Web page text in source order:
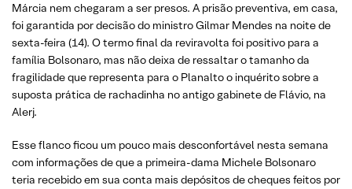
Márcia nem chegaram a ser presos. A prisão preventiva, em casa,
foi garantida por decisão do ministro Gilmar Mendes na noite de
sexta-feira (14). O termo final da reviravolta foi positivo para a
família Bolsonaro, mas não deixa de ressaltar o tamanho da
fragilidade que representa para o Planalto o inquérito sobre a
suposta prática de rachadinha no antigo gabinete de Flávio, na
Alerj.
Esse flanco ficou um pouco mais desconfortável nesta semana
com informações de que a primeira-dama Michele Bolsonaro
teria recebido em sua conta mais depósitos de cheques feitos por